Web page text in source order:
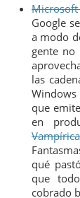
Google
a modo
gente no
las
que
en
qué
que
cobrado